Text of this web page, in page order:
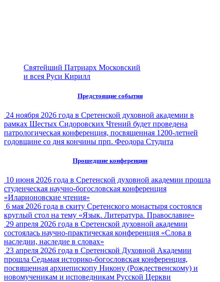
Святейший Патриарх Московский
и всея Руси Кирилл
Предстоящие события
24 ноября 2026 года в Сретенской духовной академии в
рамках Шестых Сидоровских Чтений будет проведена
патрологическая конференция, посвященная 1200-летней
годовщине со дня кончины прп. Феодора Студита
Прошедшие конференции
10 июня 2026 года в Сретенской духовной академии прошла
студенческая научно-богословская конференция
«Иларионовские чтения»
6 мая 2026 года в скиту Сретенского монастыря состоялся
круглый стол на тему «Язык. Литература. Православие»
29 апреля 2026 года в Сретенской духовной академии
состоялась научно-практическая конференция «Слова в
наследии, наследие в словах»
23 апреля 2026 года в Сретенской Духовной Академии
прошла Седьмая историко-богословская конференция,
посвященная архиепископу Никону (Рождественскому) и
новомученикам и исповедникам Русской Церкви